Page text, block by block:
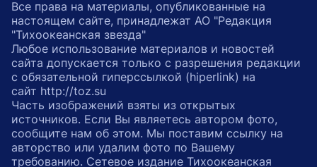
Все права на материалы, опубликованные на
настоящем сайте, принадлежат АО "Редакция
"Тихоокеанская звезда"
Любое использование материалов и новостей
сайта допускается только с разрешения редакции
с обязательной гиперссылкой (hiperlink) на
сайт http://toz.su
Часть изображений взяты из открытых
источников. Если Вы являетесь автором фото,
сообщите нам об этом. Мы поставим ссылку на
авторство или удалим фото по Вашему
требованию. Сетевое издание Тихоокеанская